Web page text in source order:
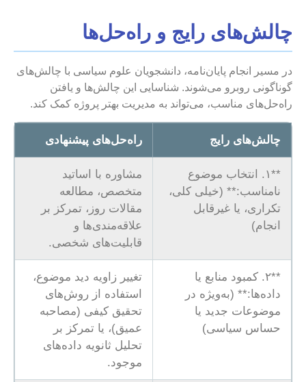
چالش‌های رایج و راه‌حل‌ها
در مسیر انجام پایان‌نامه، دانشجویان علوم سیاسی با چالش‌های
گوناگونی روبرو می‌شوند. شناسایی این چالش‌ها و یافتن
راه‌حل‌های مناسب، می‌تواند به مدیریت بهتر پروژه کمک کند.
چالش‌های رایج راه‌حل‌های پیشنهادی
**۱. انتخاب موضوع
نامناسب:** (خیلی کلی،
تکراری، یا غیرقابل
انجام)
مشاوره با اساتید
متخصص، مطالعه
مقالات روز، تمرکز بر
علاقه‌مندی‌ها و
قابلیت‌های شخصی.
**۲. کمبود منابع یا
داده‌ها:** (به‌ویژه در
موضوعات جدید یا
حساس سیاسی)
تغییر زاویه دید موضوع،
استفاده از روش‌های
تحقیق کیفی (مصاحبه
عمیق)، یا تمرکز بر
تحلیل ثانویه داده‌های
موجود.